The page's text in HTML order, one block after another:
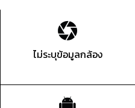
ไม่ระบุข้อมูลกล้อง